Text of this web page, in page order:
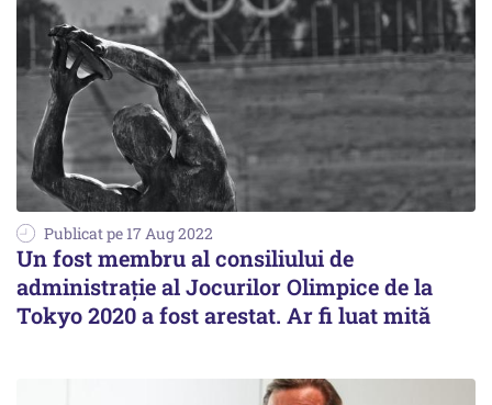
Publicat pe 17 Aug 2022
Un fost membru al consiliului de
administraţie al Jocurilor Olimpice de la
Tokyo 2020 a fost arestat. Ar fi luat mită